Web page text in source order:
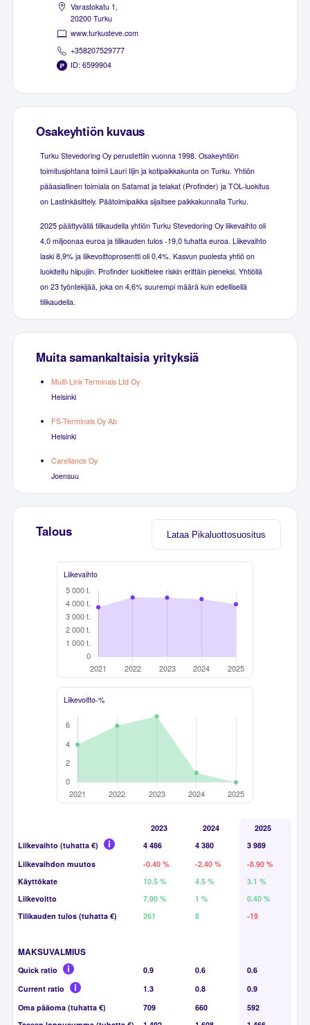
Varastokatu 1,
20200 Turku
www.turkusteve.com
+358207529777
ID: 6599904
Osakeyhtiön kuvaus
Turku Stevedoring Oy perustettiin vuonna 1998. Osakeyhtiön
toimitusjohtana toimii Lauri Iljin ja kotipaikkakunta on Turku. Yhtiön
pääasiallinen toimiala on Satamat ja telakat (Profinder) ja TOL-luokitus
on Lastinkäsittely. Päätoimipaikka sijaitsee paikkakunnalla Turku.
2025 päättyvällä tilikaudella yhtiön Turku Stevedoring Oy liikevaihto oli
4,0 miljoonaa euroa ja tilikauden tulos -19,0 tuhatta euroa. Liikevaihto
laski 8,9% ja liikevoittoprosentti oli 0,4%. Kasvun puolesta yhtiö on
luokiteltu hiipujiin. Profinder luokittelee riskin erittäin pieneksi. Yhtiöllä
on 23 työntekijää, joka on 4,6% suurempi määrä kuin edellisellä
tilikaudella.
Muita samankaltaisia yrityksiä
Multi-Link Terminals Ltd Oy
Helsinki
FS-Terminals Oy Ab
Helsinki
Careliance Oy
Joensuu
Lataa Pikaluottosuositus
Talous
Liikevaihto
Liikevoitto-%
2023 2024
2025
Liikevaihto (tuhatta €)
4 486 4 380
3 989
Liikevaihdon muutos
-0.40 % -2.40 %
-8.90 %
Käyttökate
10.5 % 4.5 %
3.1 %
Liikevoitto
7.90 % 1 %
0.40 %
Tilikauden tulos (tuhatta €)
261 8 -19
MAKSUVALMIUS
Quick ratio 0.9 0.6
0.6
Current ratio
1.3 0.8
0.9
Oma pääoma (tuhatta €)
709 660
592